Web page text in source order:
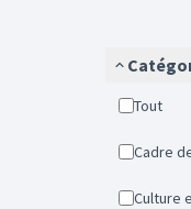
Tout
Cadre